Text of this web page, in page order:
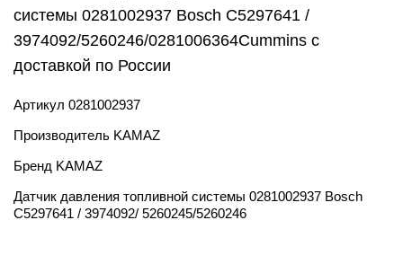
системы 0281002937 Bosch C5297641 /
3974092/5260246/0281006364Cummins с
доставкой по России
Артикул 0281002937
Производитель KAMAZ
Бренд KAMAZ
Датчик давления топливной системы 0281002937 Bosch
C5297641 / 3974092/ 5260245/5260246